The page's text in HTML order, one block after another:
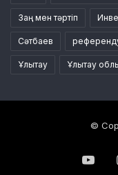
Заң мен тәртіп
Сәтбаев
Ұлытау Ұлытау
©